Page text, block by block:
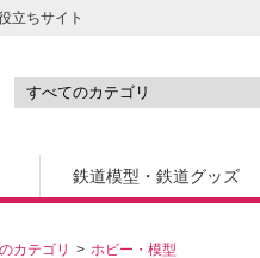
立ちサイト
鉄道模型・鉄道グッズ
カテゴリ
ホビー・模型